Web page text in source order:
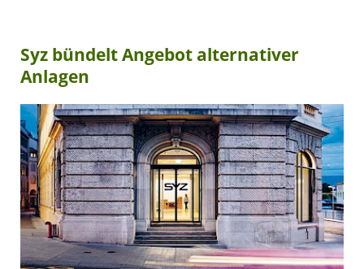
Syz bündelt Angebot alternativer
Anlagen